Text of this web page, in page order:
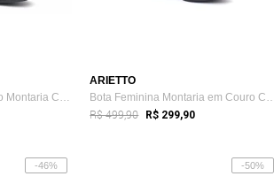
Bota Feminina em Couro Montaria Cano Lon...
ARIETTO
Bota Feminina Montaria em
R$ 499,90 R$ 299,90
-46% -50%